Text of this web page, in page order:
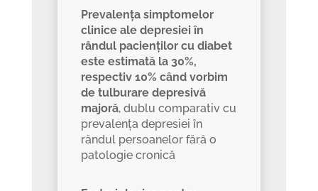
Prevalența simptomelor
clinice ale depresiei în
rândul pacienților cu diabet
este estimată la 30%,
respectiv 10% când vorbim
de tulburare depresivă
majoră, dublu comparativ cu
prevalența depresiei în
rândul persoanelor fără o
patologie cronică